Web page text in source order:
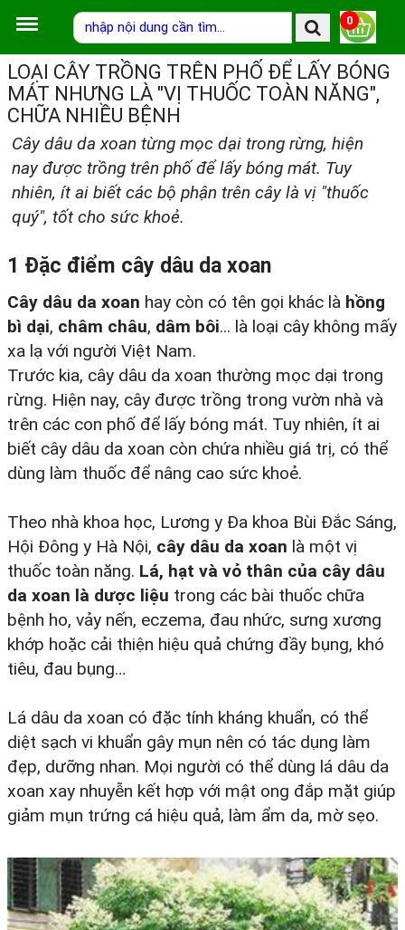
0
LOẠI CÂY TRỒNG TRÊN PHỐ ĐỂ LẤY BÓNG
MÁT NHƯNG LÀ "VỊ THUỐC TOÀN NĂNG",
CHỮA NHIỀU BỆNH
Cây dâu da xoan từng mọc dại trong rừng, hiện
nay được trồng trên phố để lấy bóng mát. Tuy
nhiên, ít ai biết các bộ phận trên cây là vị "thuốc
quý", tốt cho sức khoẻ.
1 Đặc điểm cây dâu da xoan
Cây dâu da xoan hay còn có tên gọi khác là hồng
bì dại, châm châu, dâm bôi... là loại cây không mấy
xa lạ với người Việt Nam.
Trước kia, cây dâu da xoan thường mọc dại trong
rừng. Hiện nay, cây được trồng trong vườn nhà và
trên các con phố để lấy bóng mát. Tuy nhiên, ít ai
biết cây dâu da xoan còn chứa nhiều giá trị, có thể
dùng làm thuốc để nâng cao sức khoẻ.
Theo nhà khoa học, Lương y Đa khoa Bùi Đắc Sáng,
Hội Đông y Hà Nội, cây dâu da xoan là một vị
thuốc toàn năng. Lá, hạt và vỏ thân của cây dâu
da xoan là dược liệu trong các bài thuốc chữa
bệnh ho, vảy nến, eczema, đau nhức, sưng xương
khớp hoặc cải thiện hiệu quả chứng đầy bụng, khó
tiêu, đau bụng…
Lá dâu da xoan có đặc tính kháng khuẩn, có thể
diệt sạch vi khuẩn gây mụn nên có tác dụng làm
đẹp, dưỡng nhan. Mọi người có thể dùng lá dâu da
xoan xay nhuyễn kết hợp với mật ong đắp mặt giúp
giảm mụn trứng cá hiệu quả, làm ẩm da, mờ sẹo.